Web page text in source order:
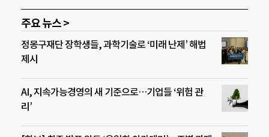
주요 뉴스 >
정몽구재단 장학생들, 과학기술로 ‘미래 난제’ 해법
제시
AI, 지속가능경영의 새 기준으로…기업들 ‘위험 관
리’